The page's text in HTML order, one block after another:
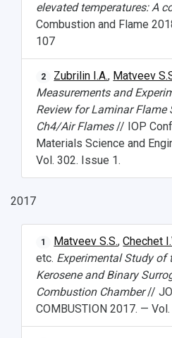
elevated temperatures: A
Combustion and Flame
107
2 Zubrilin I.A., Matveev
Measurements and
Review for Laminar Flame
Ch4/Air Flames// IOP
Materials Science and
Vol. 302. Issue 1.
2017
1 Matveev S.S.,Chechet
etc. Experimental Study of
Kerosene and Binary
Combustion Chamber//
COMBUSTION 2017. —